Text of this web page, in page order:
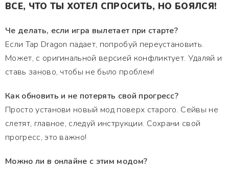
ВСЕ, ЧТО ТЫ ХОТЕЛ СПРОСИТЬ, НО БОЯЛСЯ!
Че делать, если игра вылетает при старте?
Если Tap Dragon падает, попробуй переустановить.
Может, с оригинальной версией конфликтует. Удаляй и
ставь заново, чтобы не было проблем!
Как обновить и не потерять свой прогресс?
Просто установи новый мод поверх старого. Сейвы не
слетят, главное, следуй инструкции. Сохрани свой
прогресс, это важно!
Можно ли в онлайне с этим модом?